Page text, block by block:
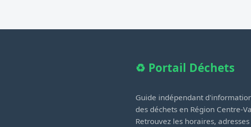
♻️ Portail Déchets
Guide indépendant
des déchets en Région Centre-
Retrouvez les horaires,